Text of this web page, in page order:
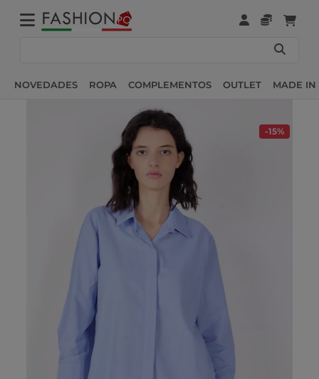
NOVEDADES ROPA COMPLEMENTOS OUTLET MADE IN
-15%